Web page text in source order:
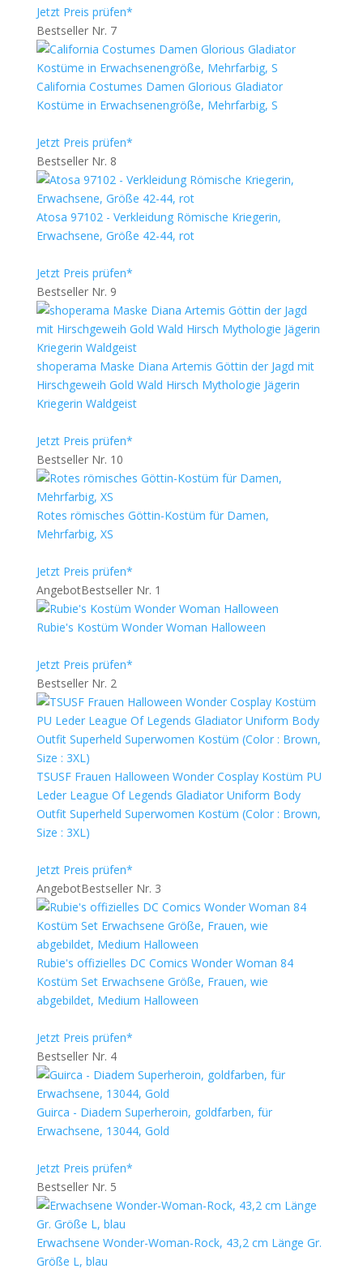
Jetzt Preis prüfen*
Bestseller Nr. 7
California Costumes Damen Glorious Gladiator
Kostüme in Erwachsenengröße, Mehrfarbig, S
Jetzt Preis prüfen*
Bestseller Nr. 8
Atosa 97102 - Verkleidung Römische Kriegerin,
Erwachsene, Größe 42-44, rot
Jetzt Preis prüfen*
Bestseller Nr. 9
shoperama Maske Diana Artemis Göttin der Jagd mit
Hirschgeweih Gold Wald Hirsch Mythologie Jägerin
Kriegerin Waldgeist
Jetzt Preis prüfen*
Bestseller Nr. 10
Rotes römisches Göttin-Kostüm für Damen,
Mehrfarbig, XS
Jetzt Preis prüfen*
AngebotBestseller Nr. 1
Rubie's Kostüm Wonder Woman Halloween
Jetzt Preis prüfen*
Bestseller Nr. 2
TSUSF Frauen Halloween Wonder Cosplay Kostüm PU
Leder League Of Legends Gladiator Uniform Body
Outfit Superheld Superwomen Kostüm (Color : Brown,
Size : 3XL)
Jetzt Preis prüfen*
AngebotBestseller Nr. 3
Rubie's offizielles DC Comics Wonder Woman 84
Kostüm Set Erwachsene Größe, Frauen, wie
abgebildet, Medium Halloween
Jetzt Preis prüfen*
Bestseller Nr. 4
Guirca - Diadem Superheroin, goldfarben, für
Erwachsene, 13044, Gold
Jetzt Preis prüfen*
Bestseller Nr. 5
Erwachsene Wonder-Woman-Rock, 43,2 cm Länge Gr.
Größe L, blau